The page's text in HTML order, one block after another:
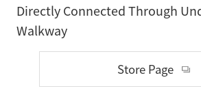
Directly Connected Through
Walkway
Store Page